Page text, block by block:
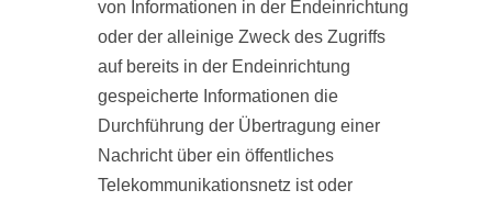
von Informationen in der Endeinrichtung
oder der alleinige Zweck des Zugriffs
auf bereits in der Endeinrichtung
gespeicherte Informationen die
Durchführung der Übertragung einer
Nachricht über ein öffentliches
Telekommunikationsnetz ist oder